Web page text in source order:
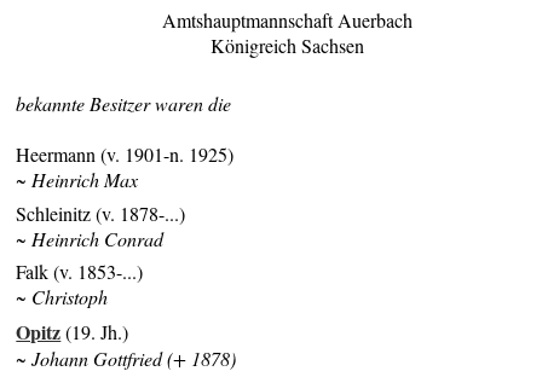
Amtshauptmannschaft Auerbach
Königreich Sachsen
bekannte Besitzer waren die
Heermann (v. 1901-n. 1925)
~ Heinrich Max
Schleinitz (v. 1878-...)
~ Heinrich Conrad
Falk (v. 1853-...)
~ Christoph
Opitz(19. Jh.)
~ Johann Gottfried (+ 1878)